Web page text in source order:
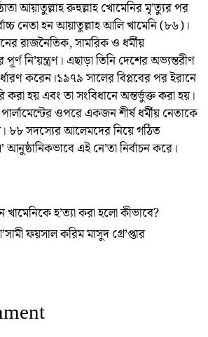
আয়াতুল্লাহ রুহুল্লাহ খোমেনির মৃ’ত্যুর পর
নেতা হন আয়াতুল্লাহ আলি খামেনি (৮৬)।
রাজনৈতিক, সামরিক ও ধর্মীয়
নি’য়ন্ত্রণ। এছাড়া তিনি দেশের অভ্যন্তরীণ
করেন।১৯৭৯ সালের বিপ্লবের পর ইরানে
করা হয় এবং তা সংবিধানে অন্তর্ভুক্ত করা হয়।
ওপরে একজন শীর্ষ ধর্মীয় নেতাকে
৮৮ সদস্যের আলেমদের নিয়ে গঠিত
আনুষ্ঠানিকভাবে এই নে’তা নির্বাচন করে।
হ’ত্যা করা হলো কীভাবে?
ফয়সাল করিম মাসুদ গ্রে’প্তার